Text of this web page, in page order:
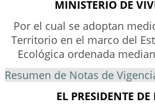
MINISTERIO DE
Por el cual se adoptan
Territorio en el marco del
Ecológica ordenada
Resumen de Notas de
EL PRESIDENTE